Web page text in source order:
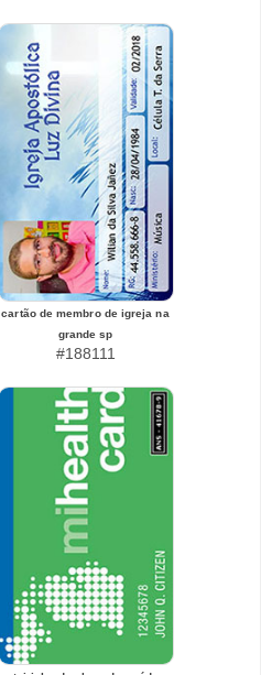
cartão de membro de igreja na
grande sp
#188111